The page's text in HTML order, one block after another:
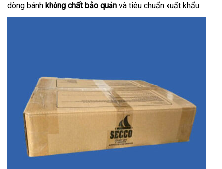
dòng bánh không chất bảo quản và tiêu chuẩn xuất khẩu.